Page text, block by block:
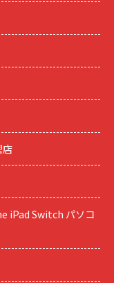
店
iPad Switch パソコ